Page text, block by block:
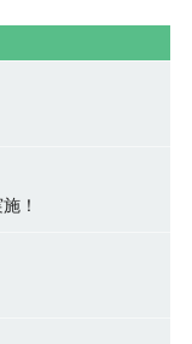
！